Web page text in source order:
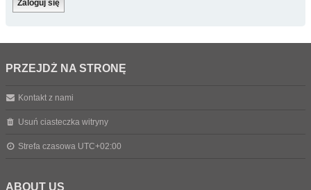
PRZEJDŹ NA STRONĘ
Kontakt z nami
Usuń ciasteczka witryny
Strefa czasowa UTC+02:00
ABOUT US